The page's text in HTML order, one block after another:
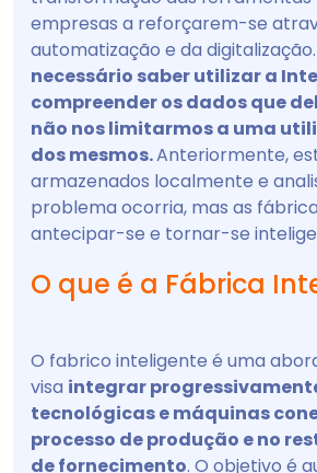
empresas a reforçarem-se
automatização e da digitalização.
necessário saber utilizar a
compreender os dados que
não nos limitarmos a uma
dos mesmos.Anteriormente,
armazenados localmente e
problema ocorria, mas as
antecipar-se e tornar-se
O que é a Fábrica
O fabrico inteligente é uma
visa integrar
tecnológicas e máquinas
processo de produção e no
de fornecimento. O objetivo é